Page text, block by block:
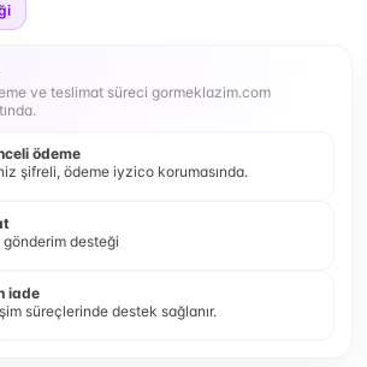
ve teslimat süreci gormeklazim.com
ödeme
şifreli, ödeme iyzico korumasında.
gönderim desteği
iade
süreçlerinde destek sağlanır.